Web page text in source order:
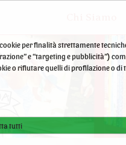
per finalità strettamente
e “targeting e pubblicità”)
o rifiutare quelli di profilazione o
tutti